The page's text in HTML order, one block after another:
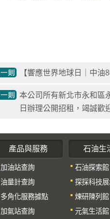
【響應世界地球日｜中油
本公司所有新北市永和區
日辦理公開招租，竭誠歡
產品與服務
加油站查詢
油量計查詢
多角化服務據點
加氣站查詢
石油生
石油探索館
探採科技
煉研陳列館
元氣生活館